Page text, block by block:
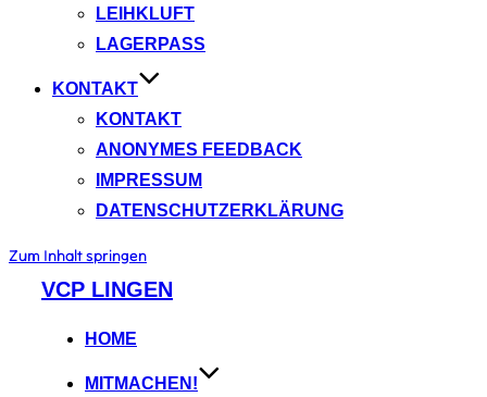
LEIHKLUFT
LAGERPASS
KONTAKT
KONTAKT
ANONYMES FEEDBACK
IMPRESSUM
DATENSCHUTZERKLÄRUNG
Zum Inhalt springen
VCP LINGEN
HOME
MITMACHEN!